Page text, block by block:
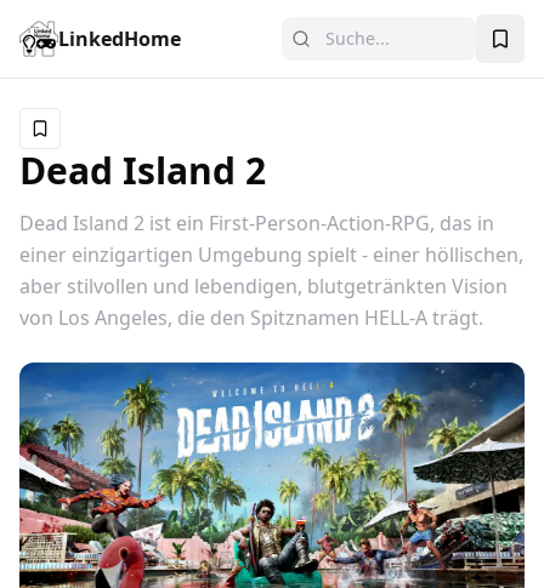
LinkedHome
Dead Island 2
Dead Island 2 ist ein First-Person-Action-RPG, das in
einer einzigartigen Umgebung spielt - einer höllischen,
aber stilvollen und lebendigen, blutgetränkten Vision
von Los Angeles, die den Spitznamen HELL-A trägt.